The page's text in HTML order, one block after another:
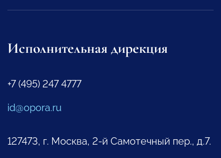
Исполнительная дирекция
+7 (495) 247 4777
id@opora.ru
127473, г. Москва, 2-й Самотечный пер., д.7.